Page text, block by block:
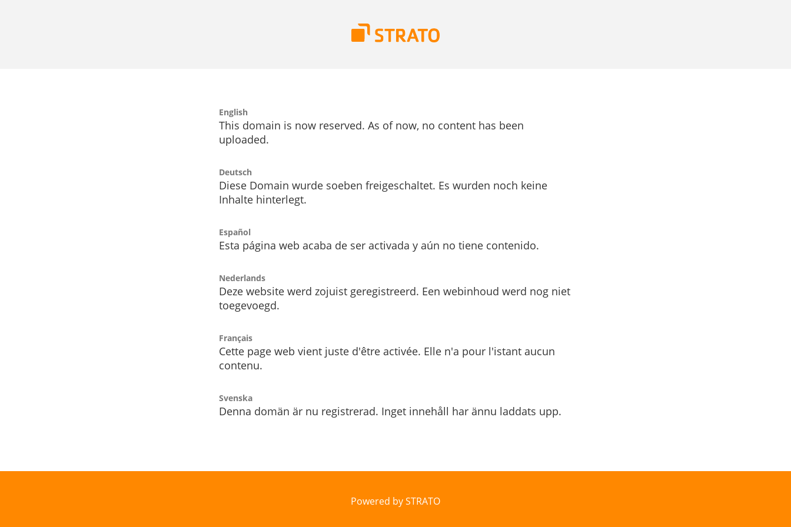
English
This domain is now reserved. As of now, no content has been
uploaded.
Deutsch
Diese Domain wurde soeben freigeschaltet. Es wurden noch keine
Inhalte hinterlegt.
Español
Esta página web acaba de ser activada y aún no tiene contenido.
Nederlands
Deze website werd zojuist geregistreerd. Een webinhoud werd nog niet
toegevoegd.
Français
Cette page web vient juste d'être activée. Elle n'a pour l'istant aucun
contenu.
Svenska
Denna domän är nu registrerad. Inget innehåll har ännu laddats upp.
Powered by STRATO